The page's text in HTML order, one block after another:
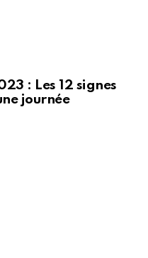
: Les 12 signes
journée